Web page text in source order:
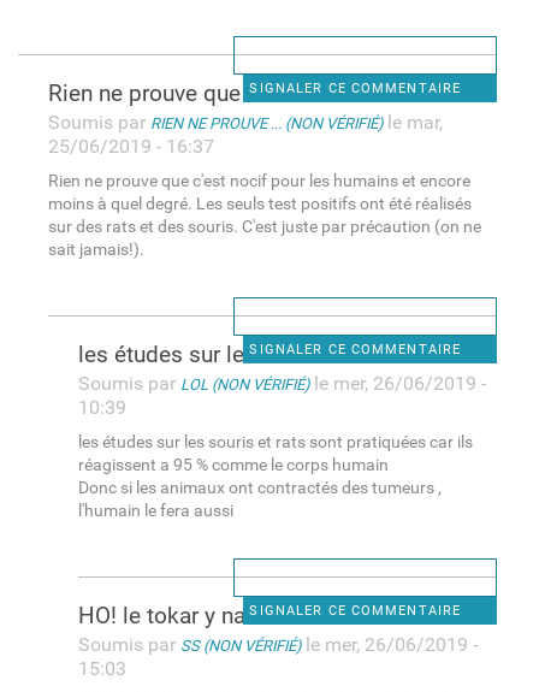
SIGNALER CE COMMENTAIRE
Rien ne prouve que c'est
Soumis par RIEN NE PROUVE ... (NON VÉRIFIÉ)le mar,
25/06/2019 - 16:37
Rien ne prouve que c'est nocif pour les humains et encore
moins à quel degré. Les seuls test positifs ont été réalisés
sur des rats et des souris. C'est juste par précaution (on ne
sait jamais!).
SIGNALER CE COMMENTAIRE
les études sur les souris et
Soumis par LOL (NON VÉRIFIÉ)le mer, 26/06/2019 -
10:39
les études sur les souris et rats sont pratiquées car ils
réagissent a 95 % comme le corps humain
Donc si les animaux ont contractés des tumeurs ,
l'humain le fera aussi
SIGNALER CE COMMENTAIRE
HO! le tokar y na rien lu sur
Soumis par SS (NON VÉRIFIÉ)le mer, 26/06/2019 -
15:03